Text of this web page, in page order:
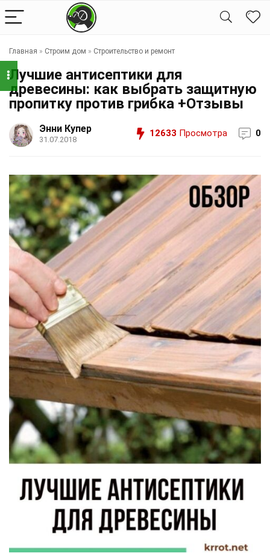
Главная » Строим дом » Строительство и ремонт
Лучшие антисептики для
древесины: как выбрать защитную
пропитку против грибка +Отзывы
Энни Купер
31.07.2018
12633 Просмотра 0